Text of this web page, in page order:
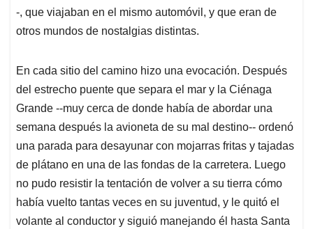
-, que viajaban en el mismo automóvil, y que eran de
otros mundos de nostalgias distintas.
En cada sitio del camino hizo una evocación. Después
del estrecho puente que separa el mar y la Ciénaga
Grande --muy cerca de donde había de abordar una
semana después la avioneta de su mal destino-- ordenó
una parada para desayunar con mojarras fritas y tajadas
de plátano en una de las fondas de la carretera. Luego
no pudo resistir la tentación de volver a su tierra cómo
había vuelto tantas veces en su juventud, y le quitó el
volante al conductor y siguió manejando él hasta Santa